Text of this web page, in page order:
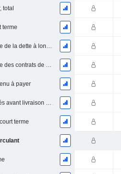
total
terme
Part à court terme de la dette à long terme
Part à court terme des contrats de location
à payer
Revenus collectés avant livraison du produit/service
terme